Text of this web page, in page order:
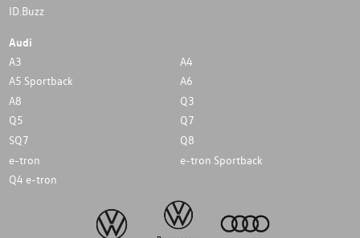
ID.Buzz
Audi
A3
A4
A5 Sportback
A6
A8
Q3
Q5
Q7
SQ7
Q8
e-tron
e-tron Sportback
Q4 e-tron